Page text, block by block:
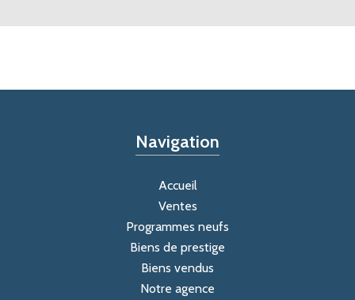
Navigation
Accueil
Ventes
Programmes neufs
Biens de prestige
Biens vendus
Notre agence